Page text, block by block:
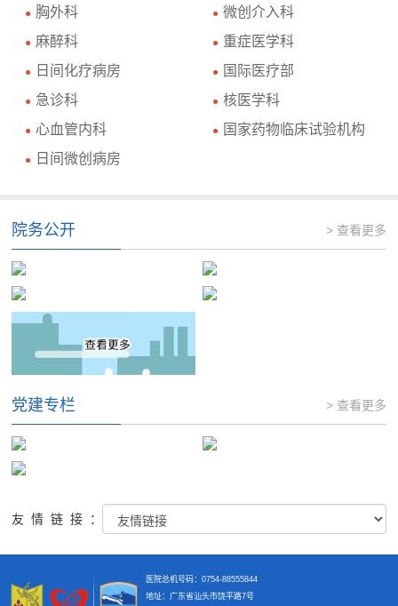
● 胸外科 ● 微创介入科
● 麻醉科 ● 重症医学科
● 日间化疗病房 ● 国际医疗部
● 急诊科 ● 核医学科
● 心血管内科 ● 国家药物临床试验机构
● 日间微创病房
院务公开 > 查看更多
党建专栏 > 查看更多
友情链接：
医院总机号码：0754-88555844
地址：广东省汕头市饶平路7号